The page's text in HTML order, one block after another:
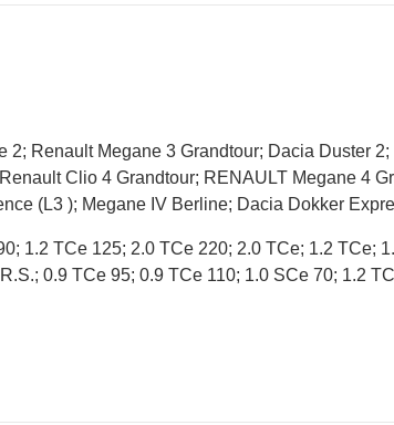
Renault Megane 3 Grandtour; Dacia Duster
Clio 4 Grandtour; RENAULT Megane 4
(L3 ); Megane IV Berline; Dacia Dokker
1.2 TCe 125; 2.0 TCe 220; 2.0 TCe; 1.2 TCe;
0.9 TCe 95; 0.9 TCe 110; 1.0 SCe 70; 1.2